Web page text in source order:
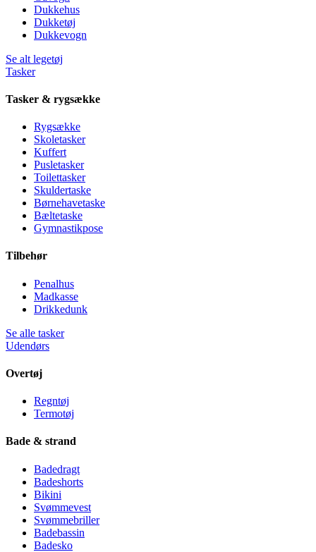
Dukkehus
Dukketøj
Dukkevogn
Se alt legetøj
Tasker
Tasker & rygsække
Rygsække
Skoletasker
Kuffert
Pusletasker
Toilettasker
Skuldertaske
Børnehavetaske
Bæltetaske
Gymnastikpose
Tilbehør
Penalhus
Madkasse
Drikkedunk
Se alle tasker
Udendørs
Overtøj
Regntøj
Termotøj
Bade & strand
Badedragt
Badeshorts
Bikini
Svømmevest
Svømmebriller
Badebassin
Badesko